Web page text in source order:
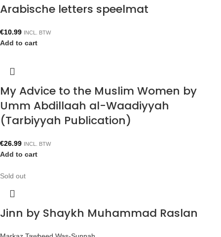
Arabische letters speelmat
€10.99 INCL. BTW
Add to cart
My Advice to the Muslim Women by
Umm Abdillaah al-Waadiyyah
(Tarbiyyah Publication)
€26.99 INCL. BTW
Add to cart
Sold out
Jinn by Shaykh Muhammad Raslan